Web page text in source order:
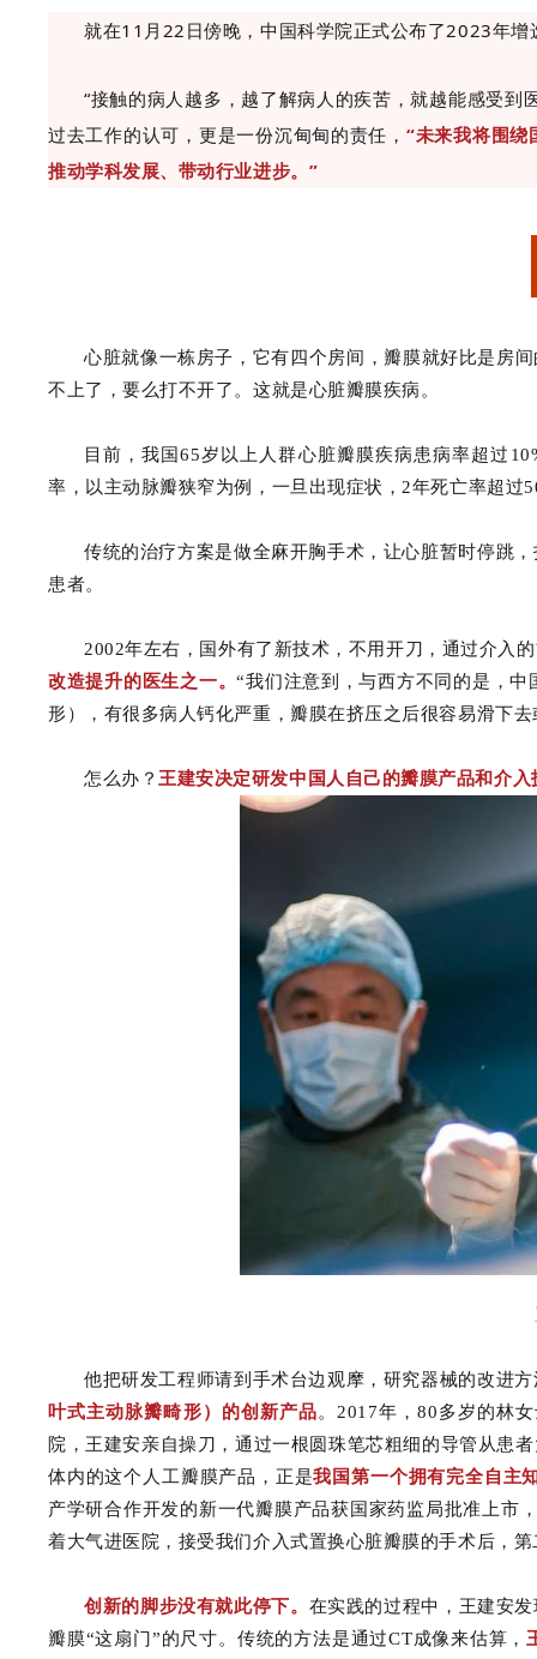
就在11月22日傍晚，中国科学院正式公布了2023年增
“接触的病人越多，越了解病人的疾苦，就越能感受到
过去工作的认可，更是一份沉甸甸的责任， “未来我将围绕
推动学科发展、带动行业进步。”
心脏就像一栋房子，它有四个房间，瓣膜就好比是房
不上了，要么打不开了。这就是心脏瓣膜疾病。
目前，我国65岁以上人群心脏瓣膜疾病患病率超过
率，以主动脉瓣狭窄为例，一旦出现症状，2年死亡率超过
传统的治疗方案是做全麻开胸手术，让心脏暂时停跳
患者。
2002年左右，国外有了新技术，不用开刀，通过介入
改造提升的医生之一。“我们注意到，与西方不同的是，
形），有很多病人钙化严重，瓣膜在挤压之后很容易滑下
怎么办？ 王建安决定研发中国人自己的瓣膜产品和介入
他把研发工程师请到手术台边观摩，研究器械的改进
叶式主动脉瓣畸形）的创新产品。2017年，80多岁的林
院，王建安亲自操刀，通过一根圆珠笔芯粗细的导管从患
体内的这个人工瓣膜产品，正是我国第一个拥有完全自主
产学研合作开发的新一代瓣膜产品获国家药监局批准上市
着大气进医院，接受我们介入式置换心脏瓣膜的手术后，
创新的脚步没有就此停下。 在实践的过程中，王建安
瓣膜“这扇门”的尺寸。传统的方法是通过CT成像来估算，